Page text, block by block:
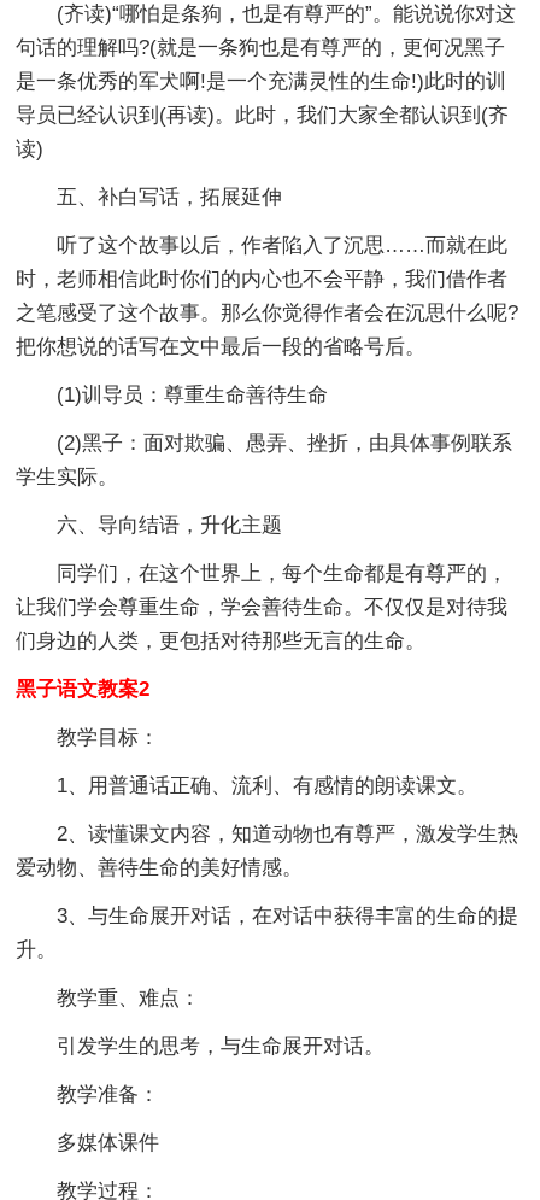
(齐读)“哪怕是条狗，也是有尊严的”。能说说你对这
句话的理解吗?(就是一条狗也是有尊严的，更何况黑子
是一条优秀的军犬啊!是一个充满灵性的生命!)此时的训
导员已经认识到(再读)。此时，我们大家全都认识到(齐
读)
五、补白写话，拓展延伸
听了这个故事以后，作者陷入了沉思……而就在此
时，老师相信此时你们的内心也不会平静，我们借作者
之笔感受了这个故事。那么你觉得作者会在沉思什么呢?
把你想说的话写在文中最后一段的省略号后。
(1)训导员：尊重生命善待生命
(2)黑子：面对欺骗、愚弄、挫折，由具体事例联系
学生实际。
六、导向结语，升化主题
同学们，在这个世界上，每个生命都是有尊严的，
让我们学会尊重生命，学会善待生命。不仅仅是对待我
们身边的人类，更包括对待那些无言的生命。
黑子语文教案2
教学目标：
1、用普通话正确、流利、有感情的朗读课文。
2、读懂课文内容，知道动物也有尊严，激发学生热
爱动物、善待生命的美好情感。
3、与生命展开对话，在对话中获得丰富的生命的提
升。
教学重、难点：
引发学生的思考，与生命展开对话。
教学准备：
多媒体课件
教学过程：